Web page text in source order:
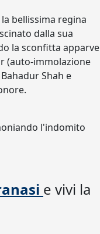
bellissima regina
dalla sua
la sconfitta apparve
(auto-immolazione
Shah e
l'indomito
e vivi la